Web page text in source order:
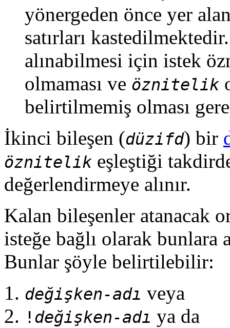
yönergeden önce yer
satırları
alınabilmesi için istek
olmaması ve öznitelik
belirtilmemiş olması
İkinci bileşen (düzifd) bir
öznitelik eşleştiği
değerlendirmeye alınır.
Kalan bileşenler atanacak
isteğe bağlı olarak bunlara
Bunlar şöyle belirtilebilir:
değişken-adı veya
! değişken-adı ya da